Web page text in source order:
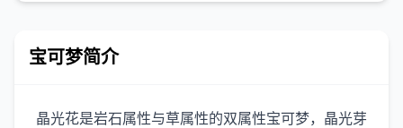
宝可梦简介
晶光花是岩石属性与草属性的双属性宝可梦，晶光芽